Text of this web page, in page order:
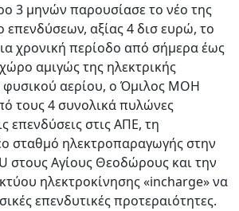
3 μηνών παρουσίασε το νέο της
επενδύσεων, αξίας 4 δισ ευρώ, το
χρονική περίοδο από σήμερα έως
αμιγώς της ηλεκτρικής
φυσικού αερίου, ο Όμιλος ΜΟΗ
τους 4 συνολικά πυλώνες
επενδύσεις στις ΑΠΕ, τη
σταθμό ηλεκτροπαραγωγής στην
στους Αγίους Θεοδώρους και την
ηλεκτροκίνησης «incharge» να
επενδυτικές προτεραιότητες.